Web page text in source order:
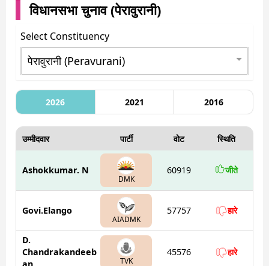
विधानसभा चुनाव (पेरावुरानी)
Select Constituency
2026 2021 2016
उम्मीदवार पार्टी वोट स्थिति
Ashokkumar. N
DMK
60919 जीते
Govi.Elango
AIADMK
57757 हारे
D.
Chandrakandeeb
TVK
45576 हारे